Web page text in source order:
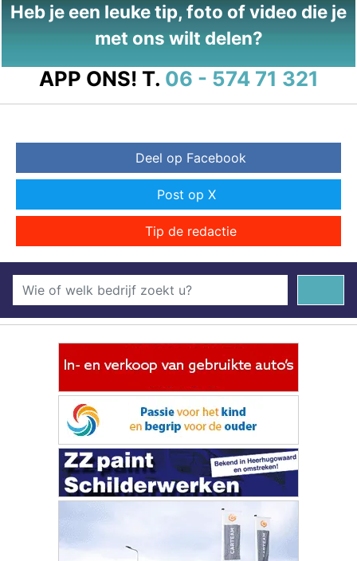
Heb je een leuke tip, foto of video die je
met ons wilt delen?
APP ONS! T. 06 - 574 71 321
Deel op Facebook
Post op X
Tip de redactie